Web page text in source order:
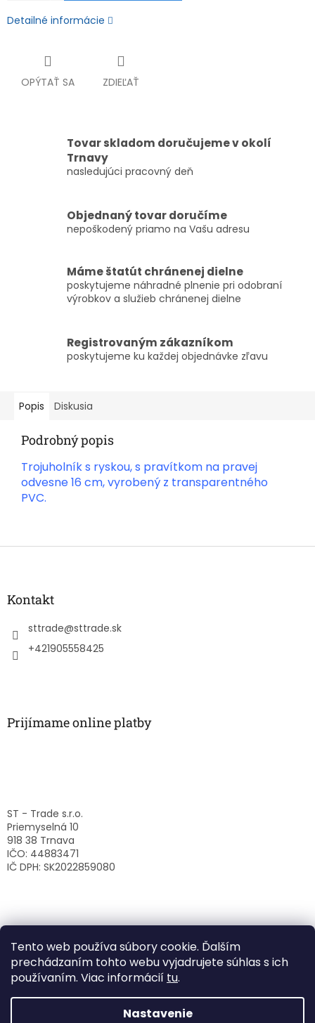
Tento web používa súbory cookie. Ďalším
prechádzaním tohto webu vyjadrujete súhlas s ich
používaním. Viac informácií tu.
Nastavenie
Detailné informácie
OPÝTAŤ SA ZDIEĽAŤ
Tovar skladom doručujeme v okolí
Trnavy
nasledujúci pracovný deň
Objednaný tovar doručíme
nepoškodený priamo na Vašu adresu
Máme štatút chránenej dielne
poskytujeme náhradné plnenie pri odobraní
výrobkov a služieb chránenej dielne
Registrovaným zákazníkom
poskytujeme ku každej objednávke zľavu
Popis Diskusia
Podrobný popis
Trojuholník s ryskou, s pravítkom na pravej
odvesne 16 cm, vyrobený z transparentného
PVC.
Z
Kontakt
sttrade@sttrade.sk
+421905558425
Prijímame online platby
ST - Trade s.r.o.
Priemyselná 10
918 38 Trnava
IČO: 44883471
IČ DPH: SK2022859080
Vytvoril Shoptet